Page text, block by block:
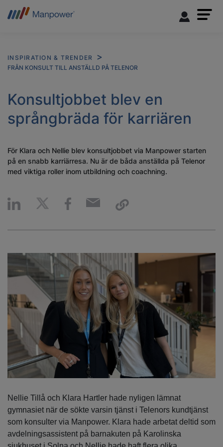
INSPIRATION & TRENDER
FRÅN KONSULT TILL ANSTÄLLD PÅ TELENOR
Konsultjobbet blev en
språngbräda för karriären
För Klara och Nellie blev konsultjobbet via Manpower starten
på en snabb karriärresa. Nu är de båda anställda på Telenor
med viktiga roller inom utbildning och coachning.
Nellie Tillå och Klara Hartler hade nyligen lämnat
gymnasiet när de sökte varsin tjänst i Telenors kundtjänst
som konsulter via Manpower. Klara hade arbetat deltid som
avdelningsassistent på barnakuten på Karolinska